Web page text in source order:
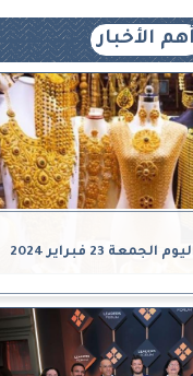
أهم الأخبار
23 فبراير 2024